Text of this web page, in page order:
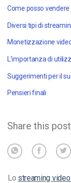
Come posso vendere
Diversi tipi di
Monetizzazione
L'importanza di
Pensieri finali
Share this post
Lo streaming